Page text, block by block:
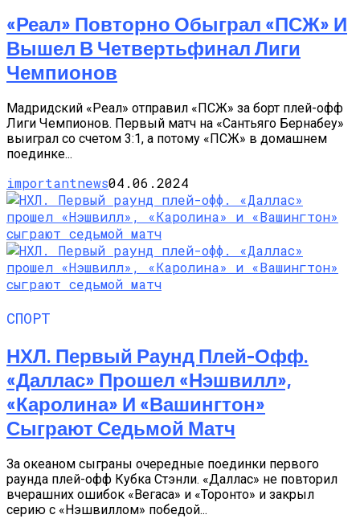
«Реал» Повторно Обыграл «ПСЖ» И
Вышел В Четвертьфинал Лиги
Чемпионов
Мадридский «Реал» отправил «ПСЖ» за борт плей-офф
Лиги Чемпионов. Первый матч на «Сантьяго Бернабеу»
выиграл со счетом 3:1, а потому «ПСЖ» в домашнем
поединке...
importantnews04.06.2024
СПОРТ
НХЛ. Первый Раунд Плей-Офф.
«Даллас» Прошел «Нэшвилл»,
«Каролина» И «Вашингтон»
Сыграют Седьмой Матч
За океаном сыграны очередные поединки первого
раунда плей-офф Кубка Стэнли. «Даллас» не повторил
вчерашних ошибок «Вегаса» и «Торонто» и закрыл
серию с «Нэшвиллом» победой...